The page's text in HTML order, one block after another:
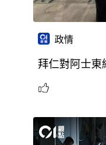
政情
拜仁對阿士